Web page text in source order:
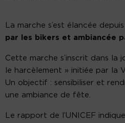
La marche s’est élancée
par les bikers et ambiancée
Cette marche s’inscrit dans la
le harcèlement » initiée par la
Un objectif : sensibiliser et
une ambiance de fête.
Le rapport de l’UNICEF